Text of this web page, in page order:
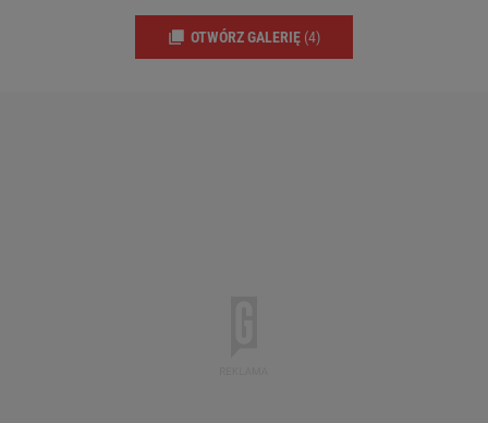
OTWÓRZ GALERIĘ (4)